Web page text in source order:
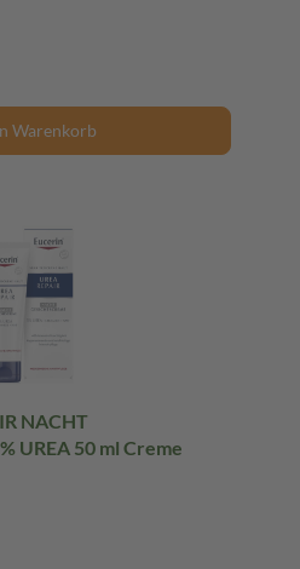
Warenkorb
NACHT
UREA 50 ml Creme